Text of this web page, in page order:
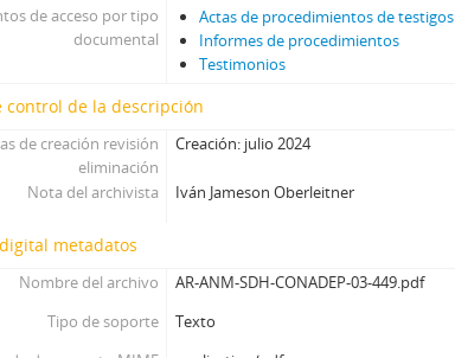
de acceso por tipo
documental
Actas de procedimientos de testigos
Informes de procedimientos
Testimonios
control de la descripción
de creación revisión
eliminación
Creación: julio 2024
Nota del archivista Iván Jameson Oberleitner
metadatos
Nombre del archivo
AR-ANM-SDH-CONADEP-03-449.pdf
Tipo de soporte
Texto